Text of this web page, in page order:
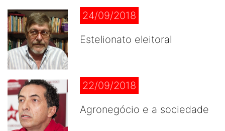
24/09/2018
Estelionato eleitoral
22/09/2018
Agronegócio e a sociedade